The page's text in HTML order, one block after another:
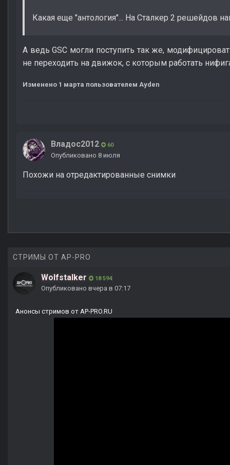
Какая еще "антология"... На Сталкер 2 решейдов
А ведь GSC могли поступить так же,
не переходить на движок, с которым работать
Изменено 1 марта пользователем Ayden
Владос2012 60
Опубликовано 8 июля
Похожи на отредактированные снимки
СТРИМЫ ОТ AP-PRO
Wolfstalker 18 594
Опубликовано вчера в 07:17
Анонсы стримов от AP-PRO.RU